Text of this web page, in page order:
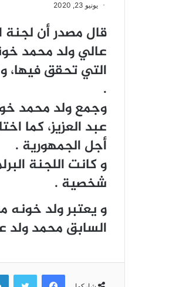
يونيو 23, 2020
قال مصدر أن ﻟﺠﻨﺔ
ﻋﺎﻟﻲ ﻭﻟﺪ ﻣﺤﻤﺪ
ﺍﻟﺘﻲ ﺗﺤﻘﻖ ﻓﻴﻬﺎ،
.
ﻭﺟﻤﻊ ﻭﻟﺪ ﻣﺤﻤﺪ
ﻋﺒﺪ ﺍﻟﻌﺰﻳﺰ، ﻛﻤﺎ
ﺃﺟﻞ ﺍﻟﺠﻤﻬﻮﺭﻳﺔ .
ﺷﺨﺼﻴﺔ .
و يعتبر ولد خونه
السابق محمد ولد
فيسبوك